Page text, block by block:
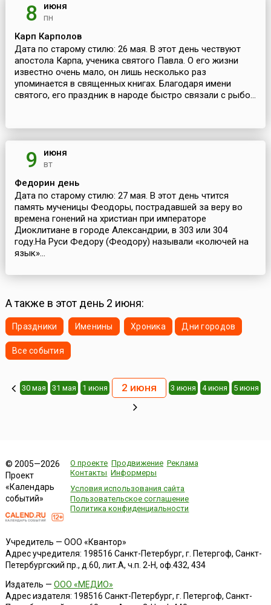
8 июня
пн
Карп Карполов
Дата по старому стилю: 26 мая. В этот день чествуют
апостола Карпа, ученика святого Павла. О его жизни
известно очень мало, он лишь несколько раз
упоминается в священных книгах. Благодаря имени
святого, его праздник в народе быстро связали с рыбо...
9 июня
вт
Федорин день
Дата по старому стилю: 27 мая. В этот день чтится
память мученицы Феодоры, пострадавшей за веру во
времена гонений на христиан при императоре
Диоклитиане в городе Александрии, в 303 или 304
году.На Руси Федору (Феодору) называли «колючей на
язык»...
А также в этот день 2 июня:
Праздники Именины Хроника Дни городов
Все события
30 мая 31 мая 1 июня 2 июня 3 июня 4 июня 5 июня
© 2005—2026
Проект
«Календарь
событий»
О проекте Продвижение Реклама
Контакты Информеры
Условия использования сайта
Пользовательское соглашение
Политика конфиденциальности
Учредитель — ООО «Квантор»
Адрес учредителя: 198516 Санкт-Петербург, г. Петергоф, Санкт-
Петербургский пр., д.60, лит.А, ч.п. 2-Н, оф.432, 434
Издатель — ООО «МЕДИО»
Адрес издателя: 198516 Санкт-Петербург, г. Петергоф, Санкт-